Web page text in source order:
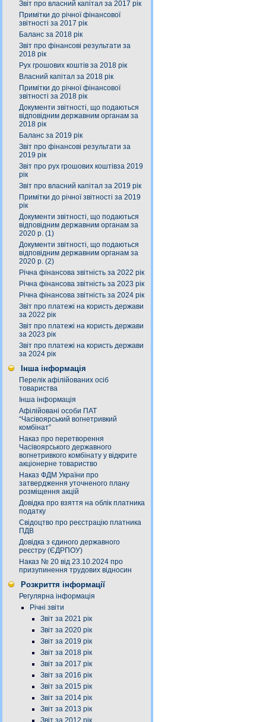
Звіт про власний капітал за 2017 рік
Примітки до річної фінансової
звітності за 2017 рік
Баланс за 2018 рік
Звіт про фінансові результати за
2018 рік
Рух грошових коштів за 2018 рік
Власний капітал за 2018 рік
Примітки до річної фінансової
звітності за 2018 рік
Документи звітності, що подаються
відповідним державним органам за
2018 рік
Баланс за 2019 рік
Звіт про фінансові результати за
2019 рік
Звіт про рух грошових коштівза 2019
рік
Звіт про власний капітал за 2019 рік
Примітки до річної звітності за 2019
рік
Документи звітності, що подаються
відповідним державним органам за
2020 р. (1)
Документи звітності, що подаються
відповідним державним органам за
2020 р. (2)
Річна фінансова звітність за 2022 рік
Річна фінансова звітність за 2023 рік
Річна фінансова звітність за 2024 рік
Звіт про платежі на користь держави
за 2022 рік
Звіт про платежі на користь держави
за 2023 рік
Звіт про платежі на користь держави
за 2024 рік
Інша інформація
Перелік афілійованих осіб
товариства
Інша інформація
Афілійовані особи ПАТ
“Часівоярський вогнетривкий
комбінат”
Наказ про перетворення
Часівоярського державного
вогнетривкого комбінату у відкрите
акціонерне товариство
Наказ ФДМ України про
затвердження уточненого плану
розміщення акцій
Довідка про взяття на облік платника
податку
Свідоцтво про реєстрацію платника
ПДВ
Довідка з єдиного державного
реєстру (ЄДРПОУ)
Наказ № 20 від 23.10.2024 про
призупинення трудових відносин
Розкриття інформації
Регулярна інформація
Річні звіти
Звіт за 2021 рік
Звіт за 2020 рік
Звіт за 2019 рік
Звіт за 2018 рік
Звіт за 2017 рік
Звіт за 2016 рік
Звіт за 2015 рік
Звіт за 2014 рік
Звіт за 2013 рік
Звіт за 2012 рік